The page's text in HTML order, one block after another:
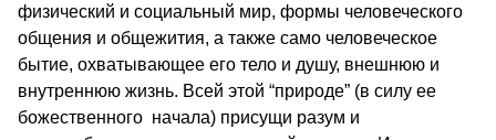
физический и социальный мир, формы человеческого
общения и общежития, а также само человеческое
бытие, охватывающее его тело и душу, внешнюю и
внутреннюю жизнь. Всей этой “природе” (в силу ее
божественного начала) присущи разум и